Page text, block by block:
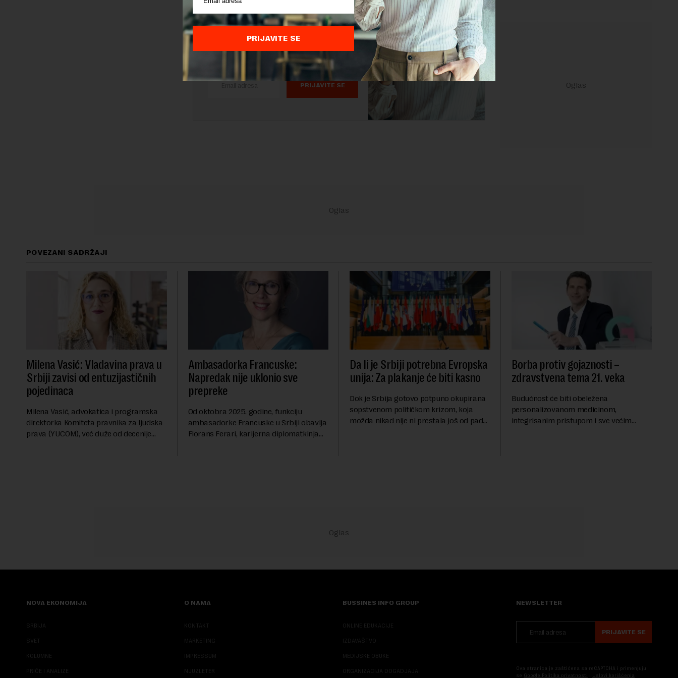
vas.
TRI STVARI KOJE TREBA DA ZNATE
STIŽU SVAKI DAN U VAŠ MEJL.
PRIJAVITE SE
POVEZANI SADRŽAJI
Milena Vasić: Vladavina prava u
Srbiji zavisi od entuzijastičnih
pojedinaca
Milena Vasić, advokatica i programska
direktorka Komiteta pravnika za ljudska
prava (YUCOM), već duže od decenije
Ambasadorka Francuske:
Napredak nije uklonio sve
prepreke
Od oktobra 2025. godine, funkciju
ambasadorke Francuske u Srbiji obavlja
Florans Ferari, karijerna diplomatkinja
Da li je Srbiji potrebna Evropska
unija: Za plakanje će biti kasno
Dok je Srbija gotovo potpuno okupirana
sopstvenom političkom krizom, koja
možda nikad nije ni prestala još od pada
Borba protiv gojaznosti –
zdravstvena tema 21. veka
Budućnost će biti obeležena
personalizovanom medicinom,
integrisanim pristupom i sve većim
NOVA EKONOMIJA
SRBIJA
SVET
KOLUMNE
PRIČE I ANALIZE
O NAMA
KONTAKT
MARKETING
IMPRESSUM
NJUZLETER
BUSSINES INFO GROUP
ONLINE EDUKACIJE
IZDAVAŠTVO
MEDIJSKE OBUKE
ORGANIZACIJA DOGADJAJA
NEWSLETTER
PRIJAVITE SE
Ova stranica je zaštićena sa reCAPTCHA i primenjuju
se Google Politika privatnosti i Uslovi korišćenja
PRIJAVITE SE